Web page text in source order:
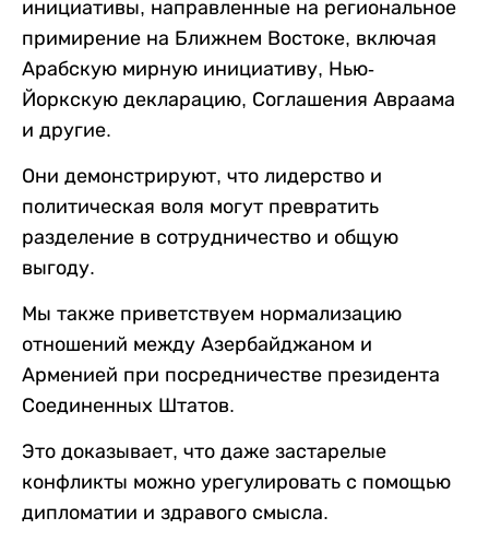
инициативы, направленные на региональное
примирение на Ближнем Востоке, включая
Арабскую мирную инициативу, Нью-
Йоркскую декларацию, Соглашения Авраама
и другие.
Они демонстрируют, что лидерство и
политическая воля могут превратить
разделение в сотрудничество и общую
выгоду.
Мы также приветствуем нормализацию
отношений между Азербайджаном и
Арменией при посредничестве президента
Соединенных Штатов.
Это доказывает, что даже застарелые
конфликты можно урегулировать с помощью
дипломатии и здравого смысла.